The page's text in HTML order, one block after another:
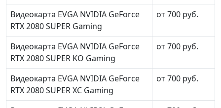
Видеокарта EVGA NVIDIA GeForce
RTX 2080 SUPER Gaming
от 700 руб.
Видеокарта EVGA NVIDIA GeForce
RTX 2080 SUPER KO Gaming
от 700 руб.
Видеокарта EVGA NVIDIA GeForce
RTX 2080 SUPER XC Gaming
от 700 руб.